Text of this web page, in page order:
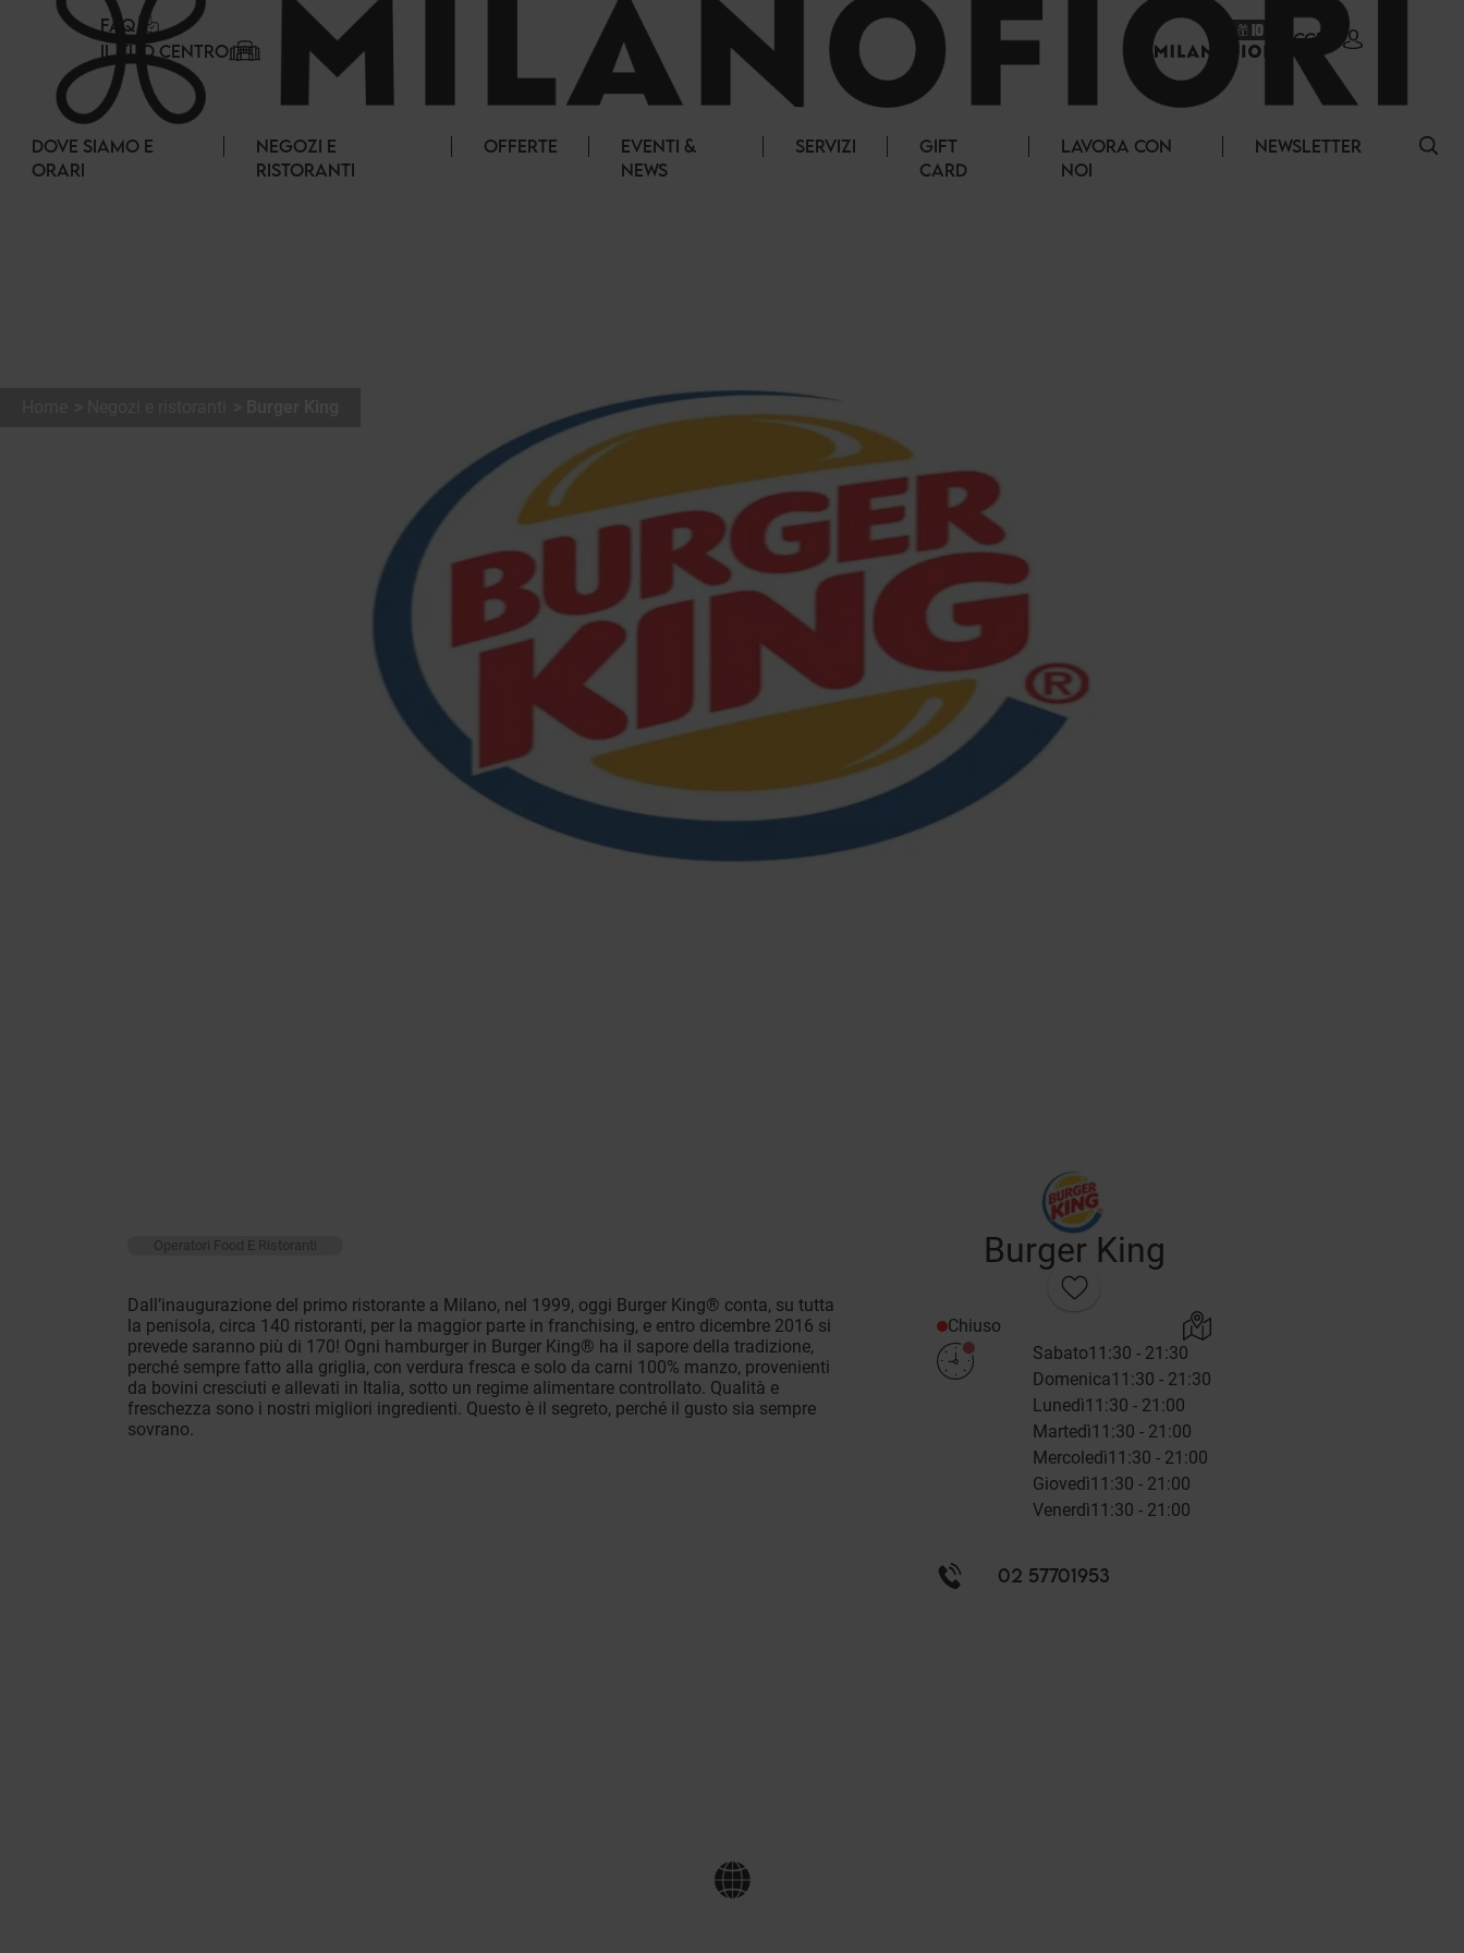
FAQ
IL TUO CENTRO
ACCEDI
DOVE SIAMO E
ORARI
NEGOZI E
RISTORANTI
OFFERTE
EVENTI &
NEWS
SERVIZI
GIFT
CARD
LAVORA CON
NOI
NEWSLETTER
Burger King
Chiuso
Sabato11:30 - 21:30
Domenica11:30 - 21:30
Lunedì11:30 - 21:00
Martedì11:30 - 21:00
Mercoledì11:30 - 21:00
Giovedì11:30 - 21:00
Venerdì11:30 - 21:00
02 57701953
Operatori Food E Ristoranti
Dall’inaugurazione del primo ristorante a Milano, nel 1999, oggi Burger King® conta, su tutta
la penisola, circa 140 ristoranti, per la maggior parte in franchising, e entro dicembre 2016 si
prevede saranno più di 170! Ogni hamburger in Burger King® ha il sapore della tradizione,
perché sempre fatto alla griglia, con verdura fresca e solo da carni 100% manzo, provenienti
da bovini cresciuti e allevati in Italia, sotto un regime alimentare controllato. Qualità e
freschezza sono i nostri migliori ingredienti. Questo è il segreto, perché il gusto sia sempre
sovrano.
Pannello di gestione dei cookies